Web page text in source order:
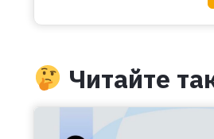
Читайте